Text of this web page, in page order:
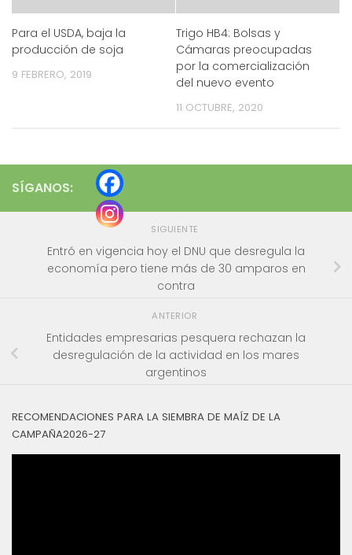
Para el USDA, baja la
producción de soja
9 FEBRERO, 2019
Trigo HB4: Bolsas y
Cámaras preocupadas
por la comercialización
del nuevo evento
11 OCTUBRE, 2020
SÍGANOS:
SIGUIENTE
Entró en vigencia hoy el DNU que desregula la
economía pero tiene más de 30 amparos en
contra
ANTERIOR
Entidades empresarias pesquera rechazan la
desregulación de la actividad en los mares
argentinos
RECOMENDACIONES PARA LA SIEMBRA DE MAÍZ DE LA
CAMPAÑA2026-27